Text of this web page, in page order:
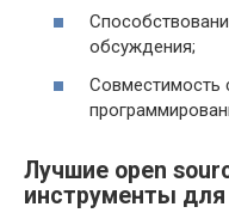
обсуждения;
Совместимость
Лучшие open
инструменты для